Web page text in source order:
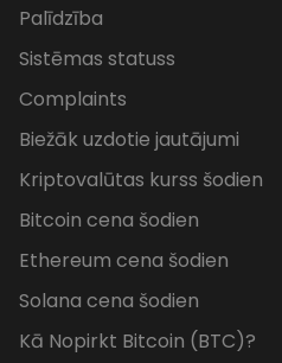
Palīdzība
Sistēmas statuss
Complaints
Biežāk uzdotie jautājumi
Kriptovalūtas kurss šodien
Bitcoin cena šodien
Ethereum cena šodien
Solana cena šodien
Kā Nopirkt Bitcoin (BTC)?